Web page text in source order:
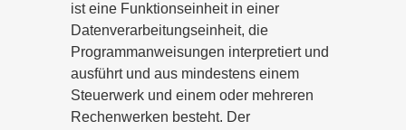
ist eine Funktionseinheit in einer
Datenverarbeitungseinheit, die
Programmanweisungen interpretiert und
ausführt und aus mindestens einem
Steuerwerk und einem oder mehreren
Rechenwerken besteht. Der